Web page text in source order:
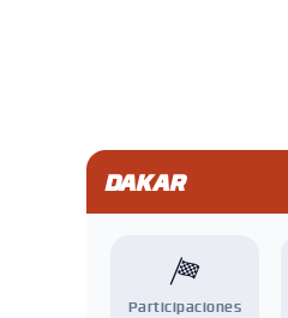
DAKAR
Participaciones